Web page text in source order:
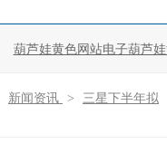
葫芦娃黄色网站电子葫芦
新闻资讯 > 三星下半年拟